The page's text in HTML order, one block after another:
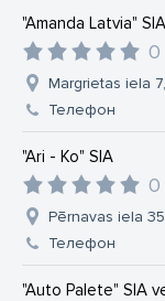
"Amanda Latvia" SIA
0
Margrietas iela
Телефон
"Ari - Ko" SIA
0
Pērnavas iela
Телефон
"Auto Palete" SIA